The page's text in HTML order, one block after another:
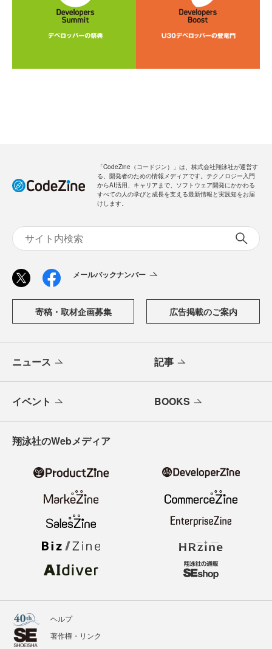
「CodeZine（コードジン）」は、株式会社翔泳社が運営す
る、開発者のための情報メディアです。テクノロジー入門
からAI活用、キャリアまで、ソフトウェア開発にかかわる
すべての人の学びと成長を支える最新情報と実践知をお届
けします。
メールバックナンバー
寄稿・取材企画募集 広告掲載のご案内
ニュース 記事
イベント BOOKS
翔泳社のWebメディア
ヘルプ
著作権・リンク